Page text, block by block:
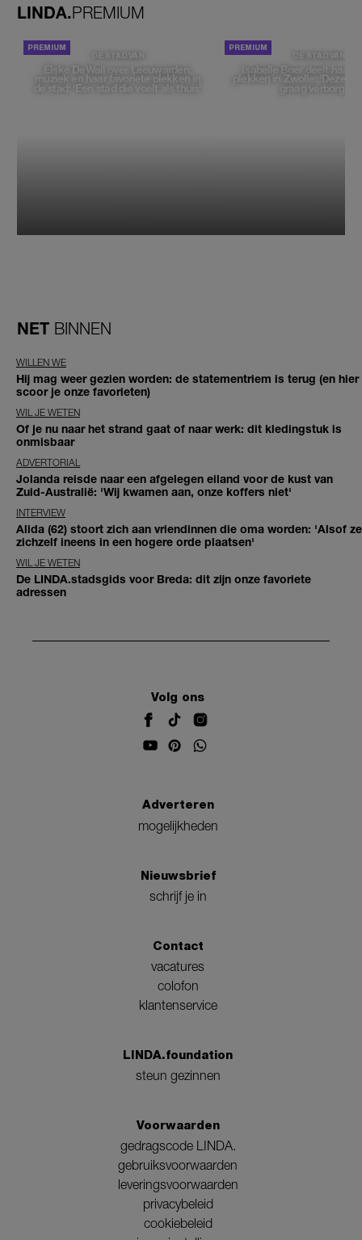
LINDA.PREMIUM
DE STAD VAN
Elske DeWall over Leeuwarden,
muziek en haar favoriete plekken in
de stad: 'Een stad die voelt als thuis'
DE STAD VAN
Isabelle Boer deelt haar
plekken in Zwolle: 'Deze
graag verborgen'
NET BINNEN
WILLEN WE
Hij mag weer gezien worden: de statementriem is terug (en hier
scoor je onze favorieten)
WIL JE WETEN
Of je nu naar het strand gaat of naar werk: dit kledingstuk is
onmisbaar
ADVERTORIAL
Jolanda reisde naar een afgelegen eiland voor de kust van
Zuid-Australië: 'Wij kwamen aan, onze koffers niet'
INTERVIEW
Alida (62) stoort zich aan vriendinnen die oma worden: 'Alsof ze
zichzelf ineens in een hogere orde plaatsen'
WIL JE WETEN
De LINDA.stadsgids voor Breda: dit zijn onze favoriete
adressen
Volg ons
Adverteren
mogelijkheden
Nieuwsbrief
schrijf je in
Contact
vacatures
colofon
klantenservice
LINDA.foundation
steun gezinnen
Voorwaarden
gedragscode LINDA.
gebruiksvoorwaarden
leveringsvoorwaarden
privacybeleid
cookiebeleid